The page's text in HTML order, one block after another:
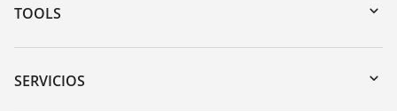
TOOLS
Zona de descarga
Búsqueda por número de serie
SERVICIOS